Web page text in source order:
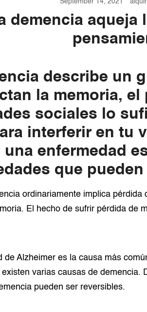
September 14, 2021
demencia aqueja
describe un
la memoria,
sociales lo
interferir en tu
una enfermedad
que
ordinariamente implica pérdida
El hecho de sufrir pérdida de
de Alzheimer es la causa más
varias causas de demencia.
pueden ser reversibles.